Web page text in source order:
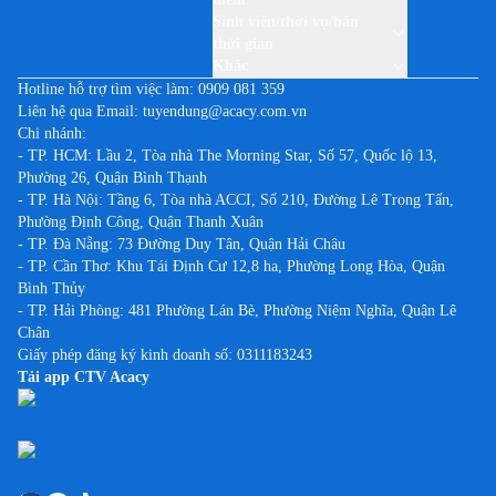
Việc làm tại Lào Cai
Việc làm tại Lâm Đồng
Việc làm tại Long An
Việc làm tại Nam Định
Việc làm tại Nghệ An
Việc làm tại Ninh Bình
Việc làm tại Ninh Thuận
Việc làm tại Phú Thọ
Việc làm tại Phú Yên
Việc làm tại Quảng Bình
Việc làm tại Quảng Nam
Hotline hỗ trợ tìm việc làm: 0909 081 359
Liên hệ qua Email: tuyendung@acacy.com.vn
Chi nhánh:
- TP. HCM: Lầu 2, Tòa nhà The Morning Star, Số 57, Quốc lộ 13,
Phường 26, Quận Bình Thạnh
- TP. Hà Nội: Tầng 6, Tòa nhà ACCI, Số 210, Đường Lê Trọng Tấn,
Phường Định Công, Quận Thanh Xuân
- TP. Đà Nẵng: 73 Đường Duy Tân, Quận Hải Châu
- TP. Cần Thơ: Khu Tái Định Cư 12,8 ha, Phường Long Hòa, Quận
Bình Thủy
- TP. Hải Phòng: 481 Phường Lán Bè, Phường Niệm Nghĩa, Quận Lê
Chân
Giấy phép đăng ký kinh doanh số: 0311183243
Tải app CTV Acacy